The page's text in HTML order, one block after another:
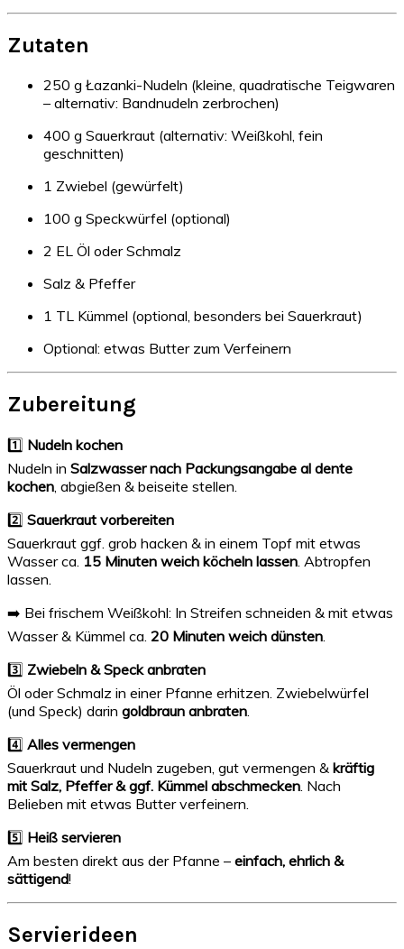
Zutaten
250 g Łazanki-Nudeln (kleine, quadratische Teigwaren
– alternativ: Bandnudeln zerbrochen)
400 g Sauerkraut (alternativ: Weißkohl, fein
geschnitten)
1 Zwiebel (gewürfelt)
100 g Speckwürfel (optional)
2 EL Öl oder Schmalz
Salz & Pfeffer
1 TL Kümmel (optional, besonders bei Sauerkraut)
Optional: etwas Butter zum Verfeinern
Zubereitung
1️⃣ Nudeln kochen
Nudeln in Salzwasser nach Packungsangabe al dente
kochen, abgießen & beiseite stellen.
2️⃣ Sauerkraut vorbereiten
Sauerkraut ggf. grob hacken & in einem Topf mit etwas
Wasser ca. 15 Minuten weich köcheln lassen. Abtropfen
lassen.
➡️ Bei frischem Weißkohl: In Streifen schneiden & mit etwas
Wasser & Kümmel ca. 20 Minuten weich dünsten.
3️⃣ Zwiebeln & Speck anbraten
Öl oder Schmalz in einer Pfanne erhitzen. Zwiebelwürfel
(und Speck) darin goldbraun anbraten.
4️⃣ Alles vermengen
Sauerkraut und Nudeln zugeben, gut vermengen & kräftig
mit Salz, Pfeffer & ggf. Kümmel abschmecken. Nach
Belieben mit etwas Butter verfeinern.
5️⃣ Heiß servieren
Am besten direkt aus der Pfanne – einfach, ehrlich &
sättigend!
Servierideen